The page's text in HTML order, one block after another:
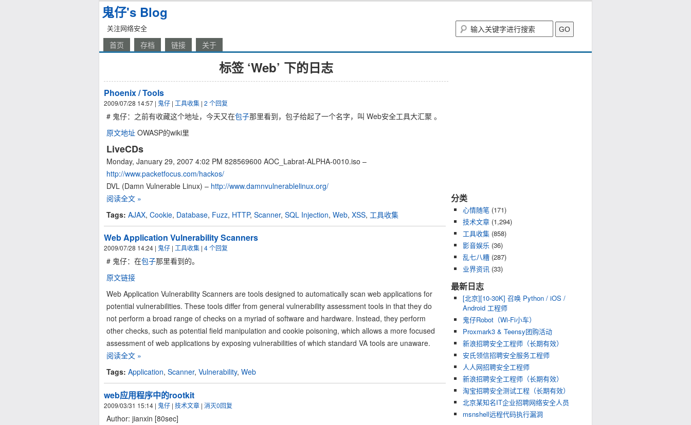
鬼仔's Blog
关注网络安全
首页 存档 链接 关于
标签 ‘Web’ 下的日志
Phoenix / Tools
2009/07/28 14:57 | 鬼仔 | 工具收集 | 2 个回复
# 鬼仔：之前有收藏这个地址，今天又在包子那里看到，包子给起了一个名字，叫 Web安全工具大汇聚 。
原文地址 OWASP的wiki里
LiveCDs
Monday, January 29, 2007 4:02 PM 828569600 AOC_Labrat-ALPHA-0010.iso –
http://www.packetfocus.com/hackos/
DVL (Damn Vulnerable Linux) – http://www.damnvulnerablelinux.org/
阅读全文 »
Tags: AJAX, Cookie, Database, Fuzz, HTTP, Scanner, SQL Injection, Web, XSS, 工具收集
Web Application Vulnerability Scanners
2009/07/28 14:24 | 鬼仔 | 工具收集 | 4 个回复
# 鬼仔：在包子那里看到的。
原文链接
Web Application Vulnerability Scanners are tools designed to automatically scan web applications for
potential vulnerabilities. These tools differ from general vulnerability assessment tools in that they do
not perform a broad range of checks on a myriad of software and hardware. Instead, they perform
other checks, such as potential field manipulation and cookie poisoning, which allows a more focused
assessment of web applications by exposing vulnerabilities of which standard VA tools are unaware.
阅读全文 »
Tags: Application, Scanner, Vulnerability, Web
web应用程序中的rootkit
2009/03/31 15:14 | 鬼仔 | 技术文章 | 消灭0回复
Author: jianxin [80sec]
分类
心情随笔 (171)
技术文章 (1,294)
工具收集 (858)
影音娱乐 (36)
乱七八糟 (287)
业界资讯 (33)
最新日志
[北京][10-30K] 召唤 Python / iOS /
Android 工程师
鬼仔Robot（Wi-Fi小车）
Proxmark3 & Teensy团购活动
新浪招聘安全工程师（长期有效）
安氏领信招聘安全服务工程师
人人网招聘安全工程师
新浪招聘安全工程师（长期有效）
淘宝招聘安全测试工程（长期有效）
北京某知名IT企业招聘网络安全人员
msnshell远程代码执行漏洞